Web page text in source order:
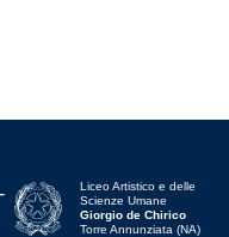
Liceo Artistico e delle
Scienze Umane
Giorgio de Chirico
Torre Annunziata (NA)